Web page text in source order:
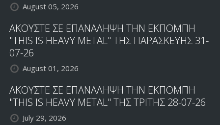
August 05, 2026
ΑΚΟΥΣΤΕ ΣΕ ΕΠΑΝΑΛΗΨΗ ΤΗΝ ΕΚΠΟΜΠΗ
"THIS IS HEAVY METAL" ΤΗΣ ΠΑΡΑΣΚΕΥΗΣ 31-
07-26
August 01, 2026
ΑΚΟΥΣΤΕ ΣΕ ΕΠΑΝΑΛΗΨΗ ΤΗΝ ΕΚΠΟΜΠΗ
"THIS IS HEAVY METAL" ΤΗΣ ΤΡΙΤΗΣ 28-07-26
July 29, 2026